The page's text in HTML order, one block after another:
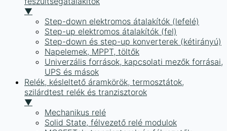
▼
Step-down elektromos átalakítók (lefelé)
Step-up elektromos átalakítók (fel)
Step-down és step-up konverterek (kétirányú)
Napelemek, MPPT, töltők
Univerzális források, kapcsolati mezők forrásai,
UPS és mások
Relék, késleltető áramkörök, termosztátok,
szilárdtest relék és tranzisztorok
▼
Mechanikus relé
Solid State, félvezető relé modulok